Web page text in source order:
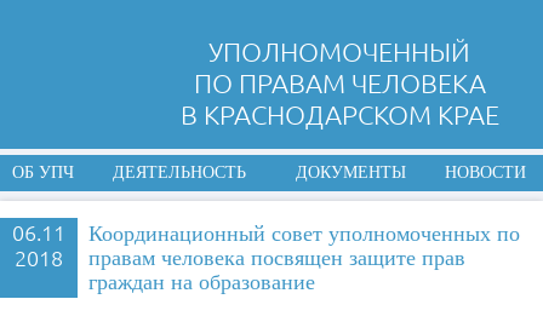
УПОЛНОМОЧЕННЫЙ
ПО ПРАВАМ ЧЕЛОВЕКА
В КРАСНОДАРСКОМ КРАЕ
ОБ УПЧ ДЕЯТЕЛЬНОСТЬ ДОКУМЕНТЫ НОВОСТИ
06.11
2018
Координационный совет уполномоченных по
правам человека посвящен защите прав
граждан на образование